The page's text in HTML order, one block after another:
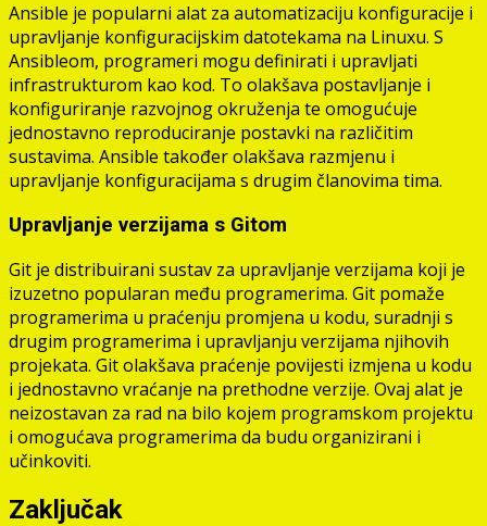
Ansible je popularni alat za automatizaciju konfiguracije i
upravljanje konfiguracijskim datotekama na Linuxu. S
Ansibleom, programeri mogu definirati i upravljati
infrastrukturom kao kod. To olakšava postavljanje i
konfiguriranje razvojnog okruženja te omogućuje
jednostavno reproduciranje postavki na različitim
sustavima. Ansible također olakšava razmjenu i
upravljanje konfiguracijama s drugim članovima tima.
Upravljanje verzijama s Gitom
Git je distribuirani sustav za upravljanje verzijama koji je
izuzetno popularan među programerima. Git pomaže
programerima u praćenju promjena u kodu, suradnji s
drugim programerima i upravljanju verzijama njihovih
projekata. Git olakšava praćenje povijesti izmjena u kodu
i jednostavno vraćanje na prethodne verzije. Ovaj alat je
neizostavan za rad na bilo kojem programskom projektu
i omogućava programerima da budu organizirani i
učinkoviti.
Zaključak